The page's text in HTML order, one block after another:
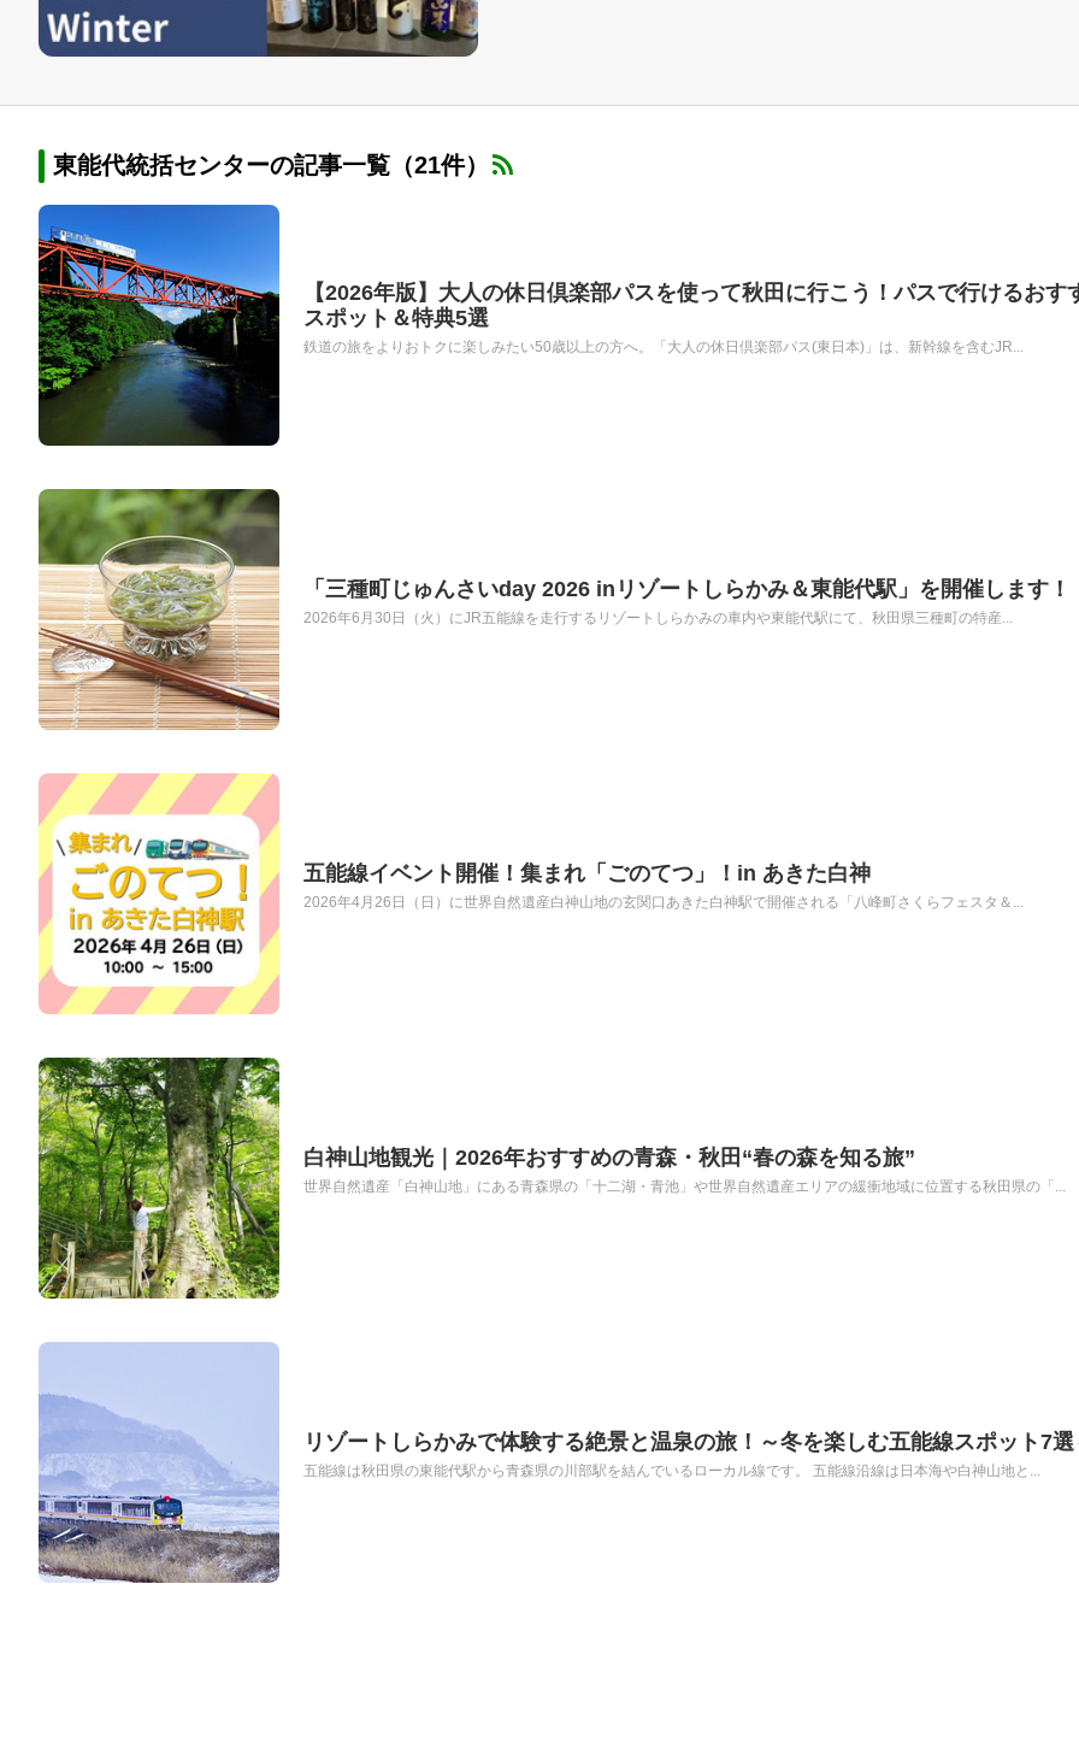
東能代統括センターの記事一覧（21件）
【2026年版】大人の休日倶楽部パスを使って秋田に行こう！パスで行けるおす
スポット＆特典5選
鉄道の旅をよりおトクに楽しみたい50歳以上の方へ。「大人の休日倶楽部パス(東日本)」は、新幹線を含むJR...
「三種町じゅんさいday 2026 inリゾートしらかみ＆東能代駅」を開催します！
2026年6月30日（火）にJR五能線を走行するリゾートしらかみの車内や東能代駅にて、秋田県三種町の特産...
五能線イベント開催！集まれ「ごのてつ」！in あきた白神
2026年4月26日（日）に世界自然遺産白神山地の玄関口あきた白神駅で開催される「八峰町さくらフェスタ＆...
白神山地観光｜2026年おすすめの青森・秋田“春の森を知る旅”
世界自然遺産「白神山地」にある青森県の「十二湖・青池」や世界自然遺産エリアの緩衝地域に位置する秋田県の「...
リゾートしらかみで体験する絶景と温泉の旅！～冬を楽しむ五能線スポット7選
五能線は秋田県の東能代駅から青森県の川部駅を結んでいるローカル線です。 五能線沿線は日本海や白神山地と...